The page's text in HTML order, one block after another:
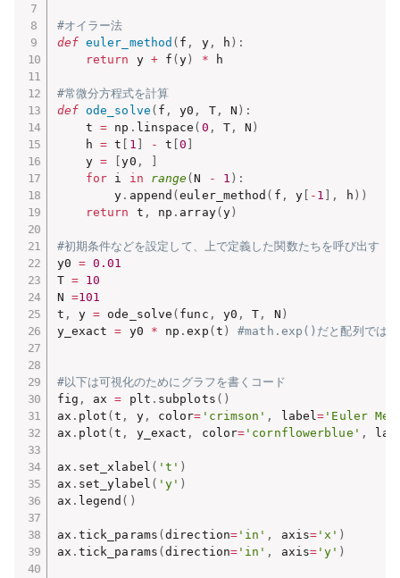
#オイラー法
def euler_method ( f , y, h ) :
return
y + f (y ) * h
#常微分方程式を計算
def ode_solve ( f , y0 , T, N ) :
    t
= np . linspace ( 0 , T, N )
    h
= t 1 - t [0
    y
= [y0 ,
for i in range(N - 1 ) :
        y
. append (euler_method ( f , y[ - 1 , h ) )
return
t , np . array( y)
#初期条件などを設定して、上で定義した関数たちを呼び出す
y0 = 0.01
T =
10
N =101
t , y = ode_solve ( func , y0 , T , N )
y_exact = y0 * np .exp ( t ) #math.exp()だと配列ではな
#以下は可視化のためにグラフを書くコード
fig , ax = plt . subplots ( )
ax . plot (t , y, color= 'crimson' , label= 'Euler
ax . plot (t , y_exact , color= 'cornflowerblue' ,
ax . set_xlabel ( 't' )
ax . set_ylabel ( 'y' )
ax . legend ( )
ax . tick_params (direction= 'in' , axis= 'x' )
ax . tick_params (direction= 'in' , axis= 'y' )